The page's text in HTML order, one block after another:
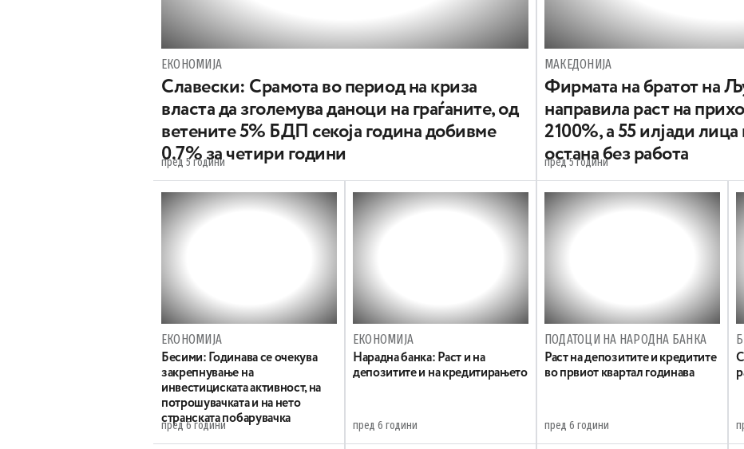
ЕКОНОМИЈА
Славески: Срамота во период на криза
власта да зголемува даноци на граѓаните, од
ветените 5% БДП секоја година добивме
0.7% за четири години
пред 5 години
МАКЕДОНИЈА
Фирмата на братот на
направила раст на
2100%, а 55 илјади
остана без работа
пред 5 години
ЕКОНОМИЈА
Бесими: Годинава се очекува
закрепнување на
инвестициската активност, на
потрошувачката и на нето
странската побарувачка
пред 6 години
ЕКОНОМИЈА
Нарадна банка: Раст и на
депозитите и на кредитирањето
пред 6 години
ПОДАТОЦИ НА НАРОДНА БАНКА
Раст на депозитите и кредитите
во првиот квартал годинава
пред 6 години